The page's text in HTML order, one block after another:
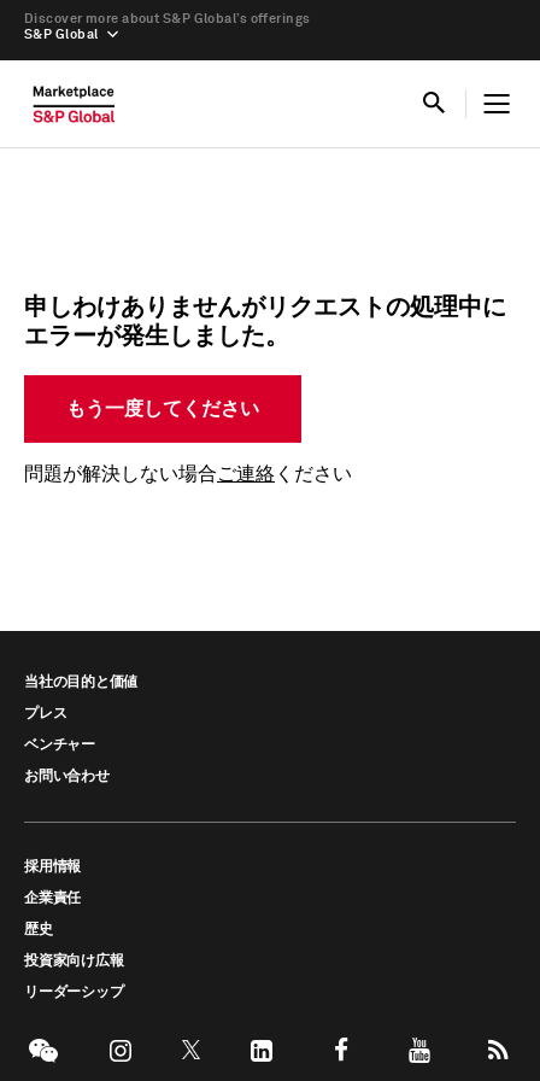
S&P Global
Discover more about S&P Global’s offerings
申しわけありませんがリクエストの処理中に
エラーが発生しました。
もう一度してください
問題が解決しない場合ご連絡 ください
当社の目的と価値
プレス
ベンチャー
お問い合わせ
採用情報
企業責任
歴史
投資家向け広報
リーダーシップ